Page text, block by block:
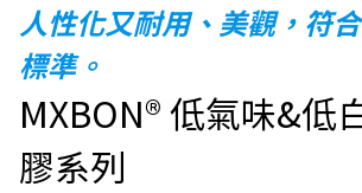
人性化又耐用、美觀，符
標準。
MXBON® 低氣味&低
膠系列